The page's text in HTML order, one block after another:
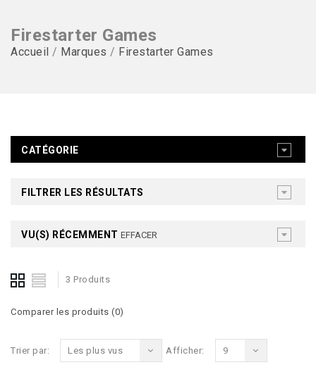
Firestarter Games
Accueil / Marques / Firestarter Games
CATÉGORIE
FILTRER LES RÉSULTATS
VU(S) RÉCEMMENT EFFACER
3 Produits
Comparer les produits (0)
Trier par: Les plus vus Afficher: 9